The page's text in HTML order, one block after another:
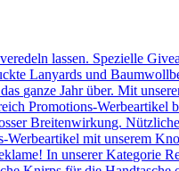
lassen. Spezielle
Lanyards und
ganze Jahr über. Mit
Promotions-Werbeartikel
Breitenwirkung.
mit unserem
In unserer Kategorie